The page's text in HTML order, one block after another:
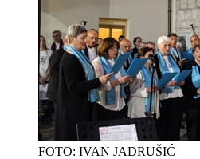
FOTO: IVAN JADRUŠIĆ